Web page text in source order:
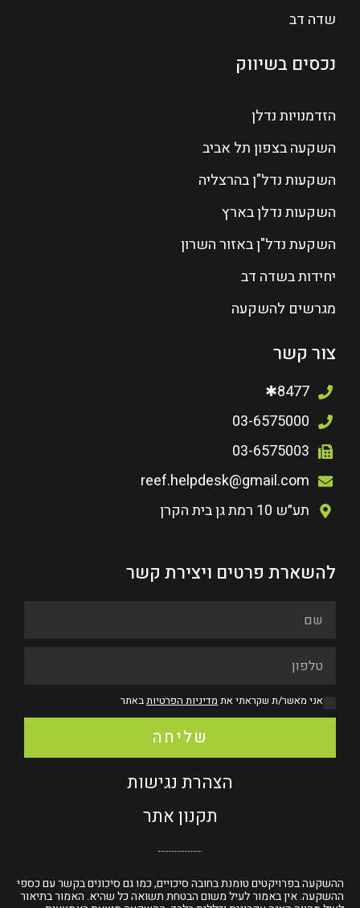
שדה דב
נכסים בשיווק
הזדמנויות נדלן
השקעה בצפון תל אביב
השקעות נדל"ן בהרצליה
השקעות נדלן בארץ
השקעת נדל"ן באזור השרון
יחידות בשדה דב
מגרשים להשקעה
צור קשר
8477✱
03-6575000
03-6575003
reef.helpdesk@gmail.com
תע״ש 10 רמת גן בית הקרן
להשארת פרטים ויצירת קשר
אני מאשר/ת שקראתי את מדיניות הפרטיותבאתר
שליחה
הצהרת נגישות
תקנון אתר
ההשקעה בפרויקטים טומנת בחובה סיכויים, כמו גם סיכונים בקשר עם כספי
ההשקעה. אין באמור לעיל משום הבטחת תשואה כל שהיא. האמור בתיאור